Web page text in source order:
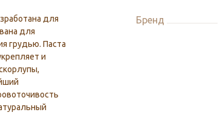
для
для
грудью. Паста
и
Бренд